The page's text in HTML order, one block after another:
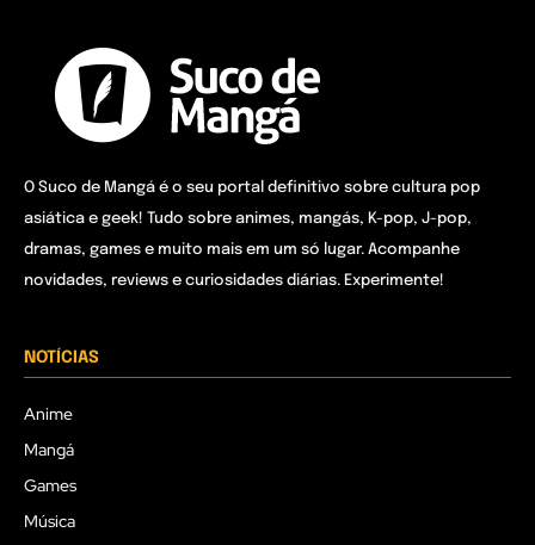
O Suco de Mangá é o seu portal definitivo sobre cultura pop
asiática e geek! Tudo sobre animes, mangás, K-pop, J-pop,
dramas, games e muito mais em um só lugar. Acompanhe
novidades, reviews e curiosidades diárias. Experimente!
NOTÍCIAS
Anime
Mangá
Games
Música